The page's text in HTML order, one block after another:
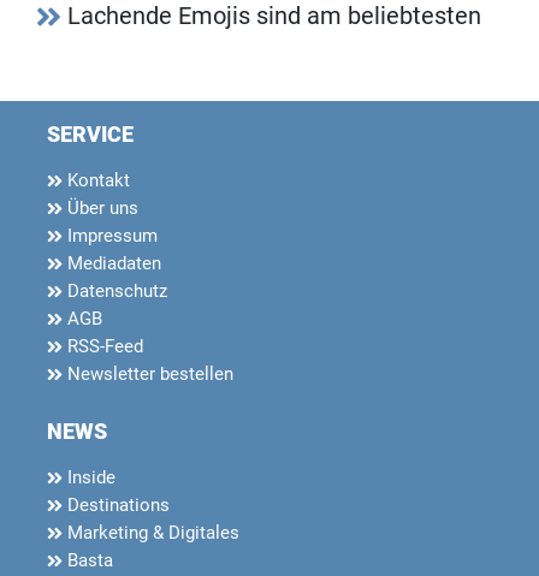
Lachende Emojis sind am beliebtesten
SERVICE
Kontakt
Über uns
Impressum
Mediadaten
Datenschutz
AGB
RSS-Feed
Newsletter bestellen
NEWS
Inside
Destinations
Marketing & Digitales
Basta